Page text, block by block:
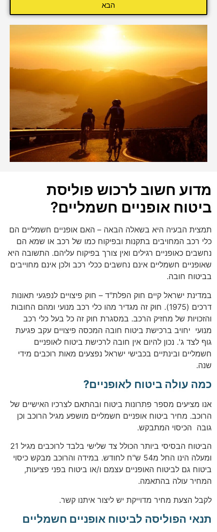
הבא
מדוע חשוב לרכוש פוליסת
ביטוח אופניים חשמליים?
תמצית הבעיה היא בשאלה הבאה – האם אופניים חשמליים הם
כלי רכב המחויבים בתקנות ובפיקוח כמו של רכב או שמא הם
נחשבים כאופניים רגילים ואין צורך בפיקוח עליהם. התשובה היא
שאופניים חשמליים אינם נחשבים ככלי רכב ולכן אינם מחוייבים
בביטוח חובה.
במדינת ישראל קיים חוק הפלת"ד – חוק פיצויים לנפגעי תאונות
דרכים (1975). חוק זה מגדיר מהו כלי רכב מנועי ומהם החובות
והזכויות של מחזיק הרכב. במסגרת חוק זה כל בעל כלי רכב
מנועי יחויב ברכישת ביטוח חובה המכסה פיצויים עקב פגיעת
גוף לצד ג'. נכון להיום אין חובה לרכישת ביטוח לאופניים
חשמליים ובינתיים בכבישי ישראל נפצעים מאות רוכבים מידי
שנה.
כמה עולה ביטוח לאופניים?
אנו מציעים מספר פתרונות ביטוח ובהתאם לצרכיו האישיים של
הרוכב. מחיר ביטוח אופניים חשמליים מושפע מגיל הרוכב וכן
גובה הכיסוי המתבקש.
הביטוח הבסיסי ביותר הכולל צד שלישי בלבד לרוכבים מגיל 21
ומעלה הינו החל מ54 ש"ח לחודש. במידה והרוכב מבקש כיסוי
ביטוח גם לביטוח האופניים עצמם ו/או ביטוח בפני פציעות,
המחיר עולה בהתאמה.
לקבל הצעת מחיר מדוייקת יש ליצור איתנו קשר.
תנאי הפוליסה לביטוח אופניים חשמליים